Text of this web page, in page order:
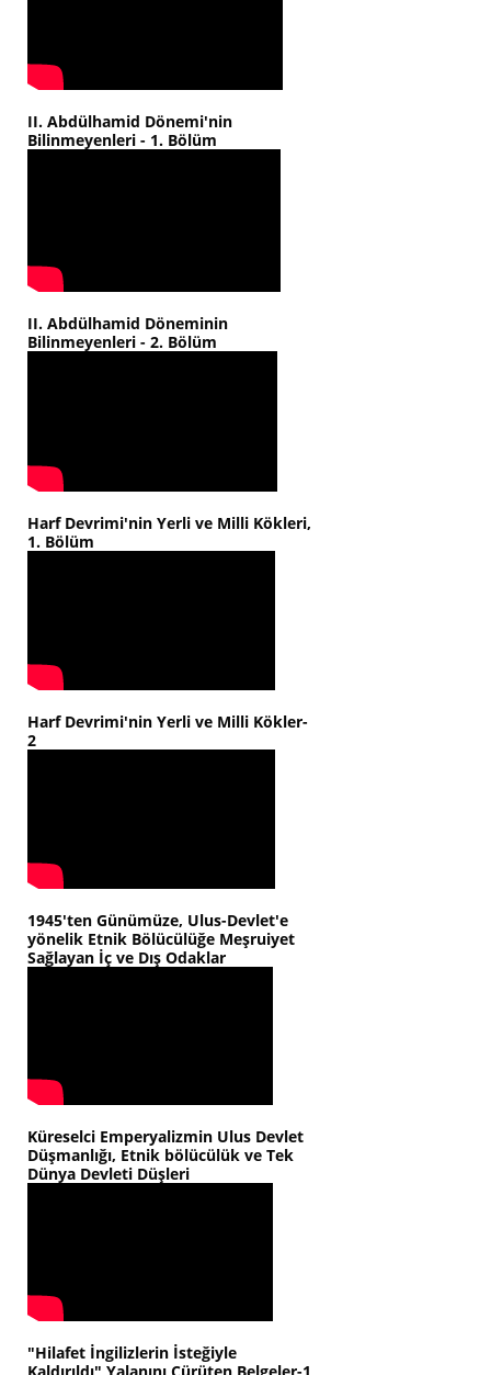
II. Abdülhamid Dönemi'nin
Bilinmeyenleri - 1. Bölüm
II. Abdülhamid Döneminin
Bilinmeyenleri - 2. Bölüm
Harf Devrimi'nin Yerli ve Milli Kökleri,
1. Bölüm
Harf Devrimi'nin Yerli ve Milli Kökler-
2
1945'ten Günümüze, Ulus-Devlet'e
yönelik Etnik Bölücülüğe Meşruiyet
Sağlayan İç ve Dış Odaklar
Küreselci Emperyalizmin Ulus Devlet
Düşmanlığı, Etnik bölücülük ve Tek
Dünya Devleti Düşleri
"Hilafet İngilizlerin İsteğiyle